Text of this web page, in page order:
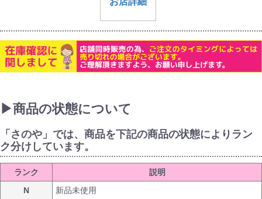
▶商品の状態について
「さのや」では、商品を下記の商品の状態によりラン
ク分けしています。
ランク
説明
N
新品未使用